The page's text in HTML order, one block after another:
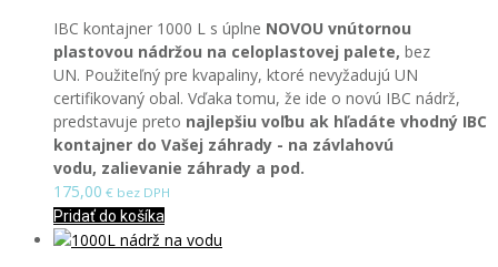
IBC kontajner 1000 L s úplne NOVOU vnútornou
plastovou nádržou na celoplastovej palete, bez
UN. Použiteľný pre kvapaliny, ktoré nevyžadujú UN
certifikovaný obal. Vďaka tomu, že ide o novú IBC nádrž,
predstavuje preto najlepšiu voľbu ak hľadáte vhodný IBC
kontajner do Vašej záhrady - na závlahovú
vodu, zalievanie záhrady a pod.
175,00 € bez DPH
Pridať do košíka